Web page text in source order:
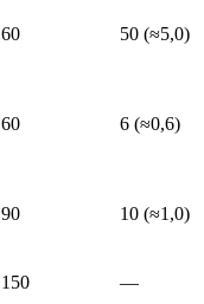
60 50 (≈5,0)
60 6 (≈0,6)
90 10 (≈1,0)
150 —